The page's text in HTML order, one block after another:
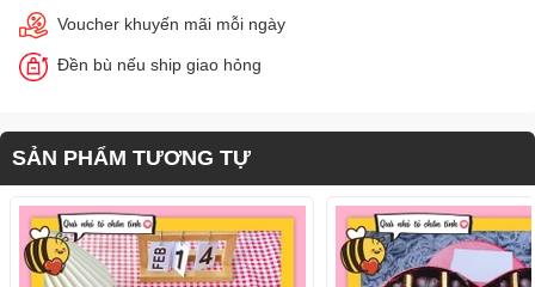
Voucher khuyến mãi mỗi ngày
Đền bù nếu ship giao hỏng
SẢN PHẨM TƯƠNG TỰ